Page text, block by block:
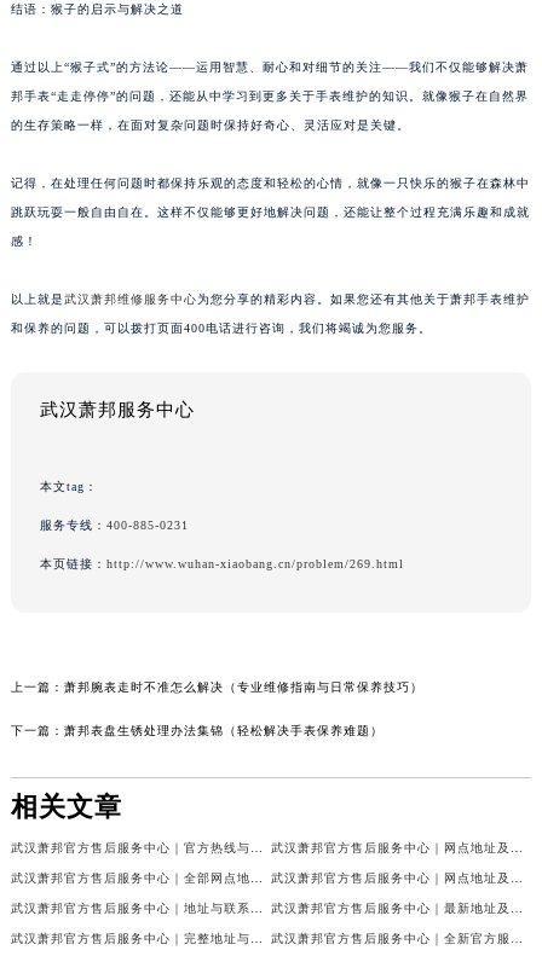
结语：猴子的启示与解决之道
通过以上“猴子式”的方法论——运用智慧、耐心和对细节的关注——我们不仅能够解决萧
邦手表“走走停停”的问题，还能从中学习到更多关于手表维护的知识。就像猴子在自然界
的生存策略一样，在面对复杂问题时保持好奇心、灵活应对是关键。
记得，在处理任何问题时都保持乐观的态度和轻松的心情，就像一只快乐的猴子在森林中
跳跃玩耍一般自由自在。这样不仅能够更好地解决问题，还能让整个过程充满乐趣和成就
感！
以上就是武汉萧邦维修服务中心为您分享的精彩内容。如果您还有其他关于萧邦手表维护
和保养的问题，可以拨打页面400电话进行咨询，我们将竭诚为您服务。
武汉萧邦服务中心
本文tag：
服务专线： 400-885-0231
本页链接： http://www.wuhan-xiaobang.cn/problem/269.html
上一篇： 萧邦腕表走时不准怎么解决（专业维修指南与日常保养技巧）
下一篇： 萧邦表盘生锈处理办法集锦（轻松解决手表保养难题）
相关文章